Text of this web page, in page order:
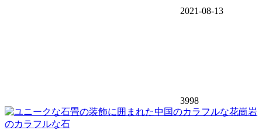
2021-08-13
3998